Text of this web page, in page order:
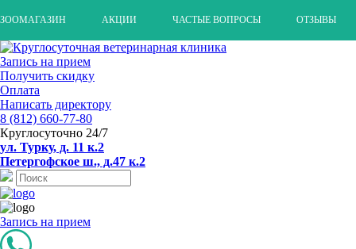
ЗООМАГАЗИН АКЦИИ ЧАСТЫЕ ВОПРОСЫ ОТЗЫВЫ
Запись на прием
Получить скидку
Оплата
Написать директору
8 (812) 660-77-80
Круглосуточно 24/7
ул. Турку, д. 11 к.2
Петергофское ш., д.47 к.2
Запись на прием